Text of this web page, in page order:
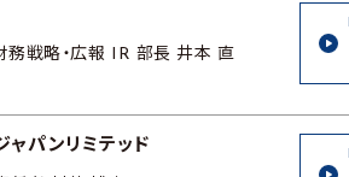
戦略・広報 IR 部長 井本 直
パンリミテッド